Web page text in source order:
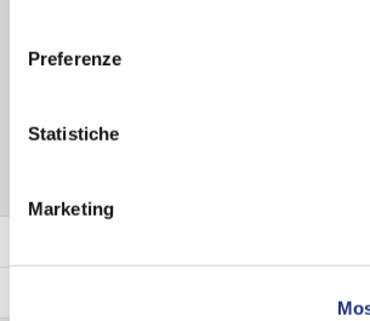
Preferenze
Statistiche
Marketing